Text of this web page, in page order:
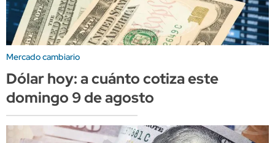
Mercado cambiario
Dólar hoy: a cuánto cotiza este
domingo 9 de agosto